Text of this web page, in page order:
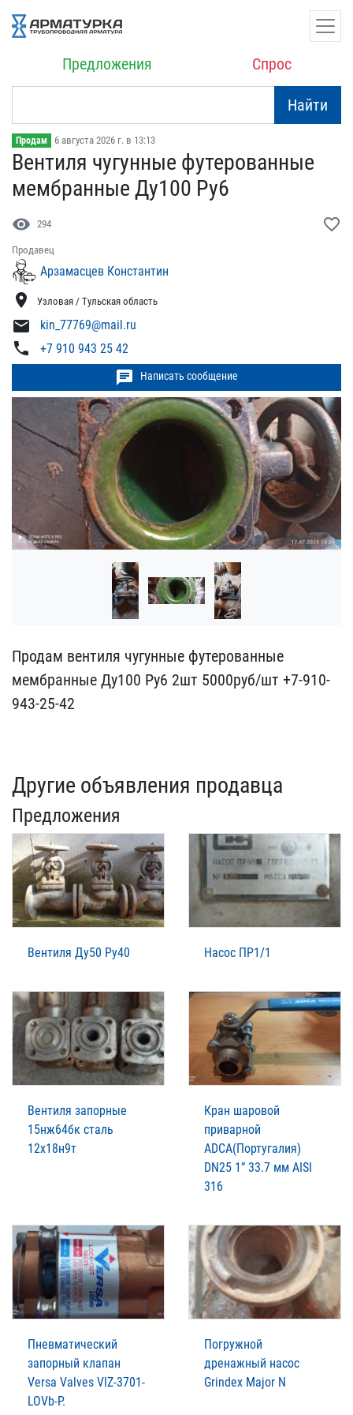
Предложения Спрос
Найти
Продам 6 августа 2026 г. в 13:13
Вентиля чугунные футеров​анные
мембранные Ду100 Р​у6
visibility 294 favorite_border
Продавец
Арзамасцев Константин
location_on Узловая / Тульская область
mail kin_77769@mail.ru
phone +7 910 943 25 42
chat Написать сообщение
Продам вентиля чугунные ​футерованные
мембранные ​Ду100 Ру6 2шт 5000руб​/шт +7-910-
943-25-42
Другие объявления продавца
Предложения
Вентиля Ду50 Ру40 Насос ПР1/1
Вентиля запорные
15нж64бк сталь
12х18н9т
Кран шаровой
приварной
ADCA(Португалия)
DN25 1” 33.7 мм AISI
316
Пневматический
запорный клапан
Versa Valves VIZ-3701-
LOVb-P.
Погружной
дренажный насос
Grindex Major N